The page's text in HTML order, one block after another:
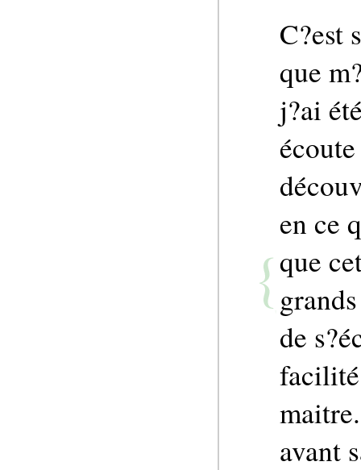
C?est
que
j?ai
en ce
que
de
avant